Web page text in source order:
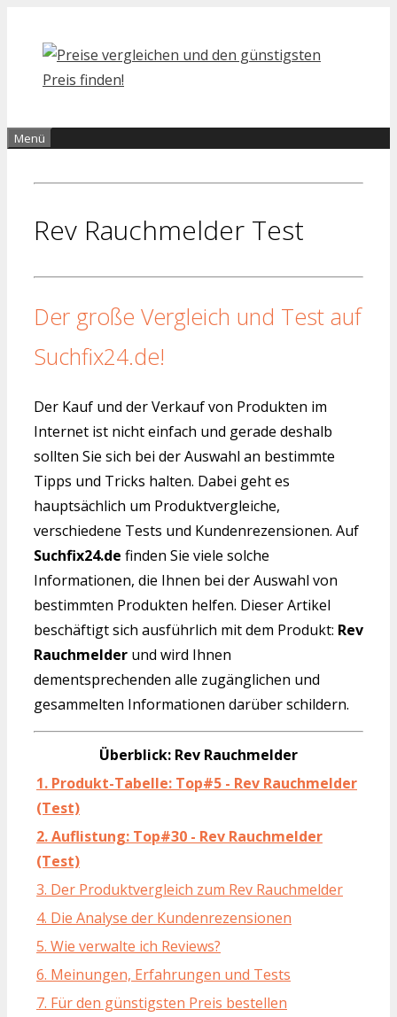
Inhalt
springen
Menü
Rev Rauchmelder Test
Der große Vergleich und Test auf
Suchfix24.de!
Der Kauf und der Verkauf von Produkten im
Internet ist nicht einfach und gerade deshalb
sollten Sie sich bei der Auswahl an bestimmte
Tipps und Tricks halten. Dabei geht es
hauptsächlich um Produktvergleiche,
verschiedene Tests und Kundenrezensionen. Auf
Suchfix24.de finden Sie viele solche
Informationen, die Ihnen bei der Auswahl von
bestimmten Produkten helfen. Dieser Artikel
beschäftigt sich ausführlich mit dem Produkt: Rev
Rauchmelder und wird Ihnen
dementsprechenden alle zugänglichen und
gesammelten Informationen darüber schildern.
Überblick: Rev Rauchmelder
1. Produkt-Tabelle: Top#5 - Rev Rauchmelder
(Test)
2. Auflistung: Top#30 - Rev Rauchmelder
(Test)
3. Der Produktvergleich zum Rev Rauchmelder
4. Die Analyse der Kundenrezensionen
5. Wie verwalte ich Reviews?
6. Meinungen, Erfahrungen und Tests
7. Für den günstigsten Preis bestellen